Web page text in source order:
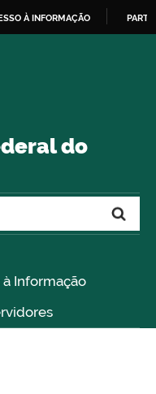
À INFORMAÇÃO
do
à Informação